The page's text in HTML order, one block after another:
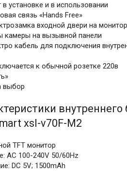
установке и в использовании
связь «Hands Free»
входной двери на
камеры на вызывной панели
кабель для подключения
к обычной розетке 220в
выбор
xsl-v70F-M2
TFT монитор
AC 100-240V 50/60Hz
DC 5V; 1500mAh